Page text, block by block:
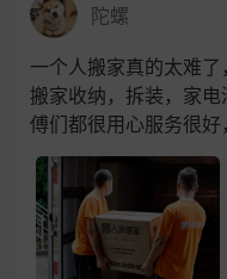
陀螺
一个人搬家真的太难
搬家收纳，拆装，家
傅们都很用心服务很